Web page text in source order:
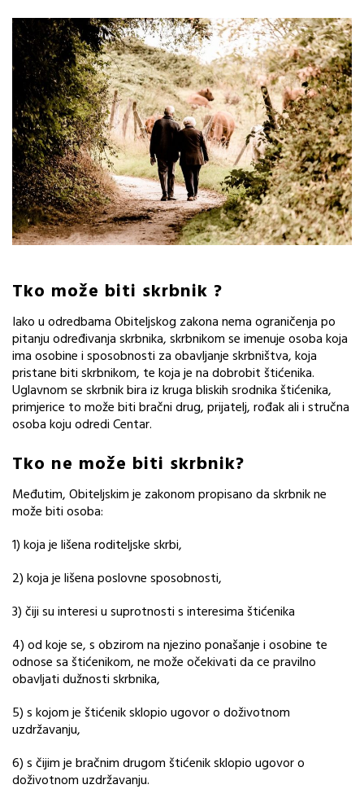
Tko može biti skrbnik ?
Iako u odredbama Obiteljskog zakona nema ograničenja po
pitanju određivanja skrbnika, skrbnikom se imenuje osoba koja
ima osobine i sposobnosti za obavljanje skrbništva, koja
pristane biti skrbnikom, te koja je na dobrobit štićenika.
Uglavnom se skrbnik bira iz kruga bliskih srodnika štićenika,
primjerice to može biti bračni drug, prijatelj, rođak ali i stručna
osoba koju odredi Centar.
Tko ne može biti skrbnik?
Međutim, Obiteljskim je zakonom propisano da skrbnik ne
može biti osoba:
1) koja je lišena roditeljske skrbi,
2) koja je lišena poslovne sposobnosti,
3) čiji su interesi u suprotnosti s interesima štićenika
4) od koje se, s obzirom na njezino ponašanje i osobine te
odnose sa štićenikom, ne može očekivati da ce pravilno
obavljati dužnosti skrbnika,
5) s kojom je štićenik sklopio ugovor o doživotnom
uzdržavanju,
6) s čijim je bračnim drugom štićenik sklopio ugovor o
doživotnom uzdržavanju.